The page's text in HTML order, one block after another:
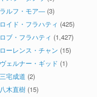
ラルフ・モア― (3)
ロイド・フラハティ (425)
ロブ・フラハティ (1,427)
ローレンス・チャン (15)
ヴェルナー・ギッド (1)
三宅成道 (2)
八木直樹 (15)